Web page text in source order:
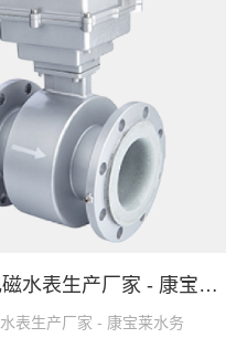
2026年电磁水表生产厂家 - 康宝莱水务M6500系列应用场景
表生产厂家 - 康宝莱水务